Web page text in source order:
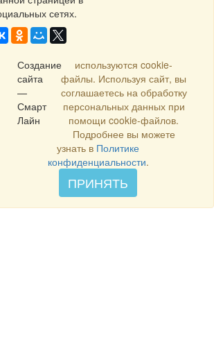
сетях.
Создание
сайта
—
Смарт
Лайн
используются cookie-
файлы. Используя сайт, вы
соглашаетесь на обработку
персональных данных при
помощи cookie-файлов.
Подробнее вы можете
узнать в Политике
конфиденциальности.
ПРИНЯТЬ